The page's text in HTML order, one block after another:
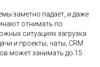
заметно падает, и даже
отнимать по
ситуациях загрузка
и проекты, чаты, CRM
может занимать до 15